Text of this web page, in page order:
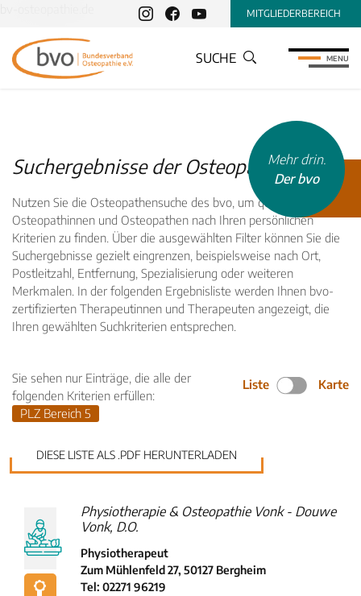
MITGLIEDERBEREICH
SUCHE MENU
Suchergebnisse der Osteopathensuche
Nutzen Sie die Osteopathensuche des bvo, um qualifizierte
Osteopathinnen und Osteopathen nach Ihren persönlichen
Kriterien zu finden. Über die ausgewählten Filter können Sie die
Suchergebnisse gezielt eingrenzen, beispielsweise nach Ort,
Postleitzahl, Entfernung, Spezialisierung oder weiteren
Merkmalen. In der folgenden Ergebnisliste werden Ihnen bvo-
zertifizierten Therapeutinnen und Therapeuten angezeigt, die
Ihren gewählten Suchkriterien entsprechen.
Liste Karte
Sie sehen nur Einträge, die alle der
folgenden Kriterien erfüllen:
PLZ Bereich 5
DIESE LISTE ALS .PDF HERUNTERLADEN
Physiotherapie & Osteopathie Vonk - Douwe
Vonk, D.O.
Physiotherapeut
Zum Mühlenfeld 27, 50127 Bergheim
Tel: 02271 96219
Mehr drin.
Der bvo